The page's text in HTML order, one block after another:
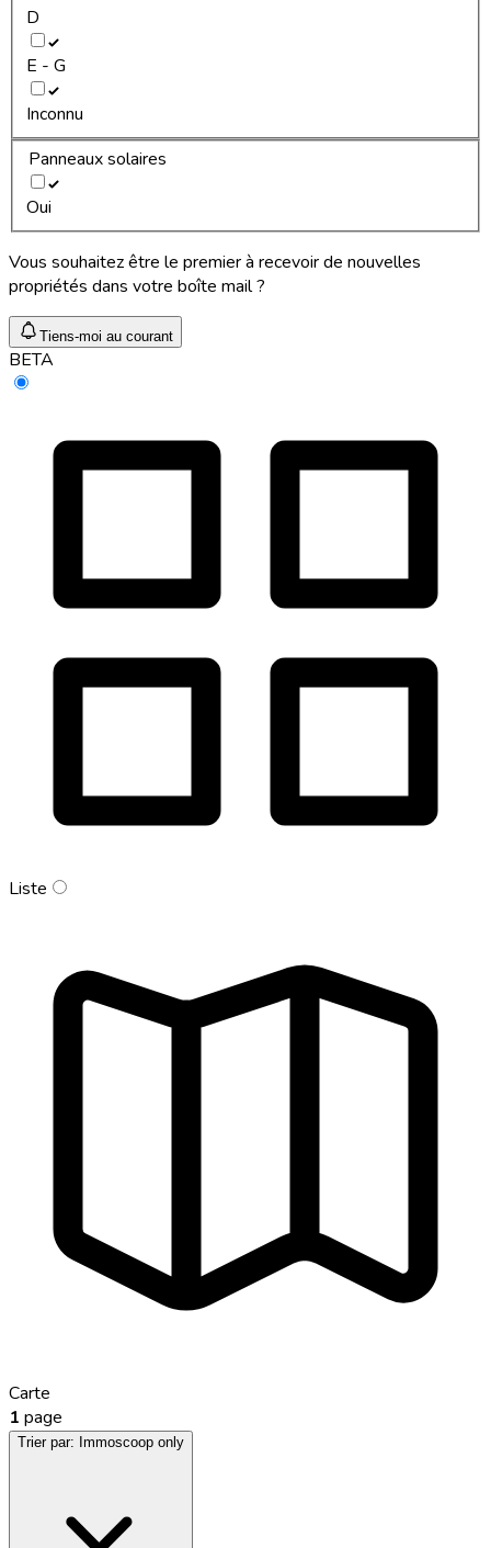
D
E - G
Inconnu
Panneaux solaires
Oui
Vous souhaitez être le premier à recevoir de nouvelles
propriétés dans votre boîte mail ?
Tiens-moi au courant
BETA
Liste
Carte
1 page
Trier par: Immoscoop only